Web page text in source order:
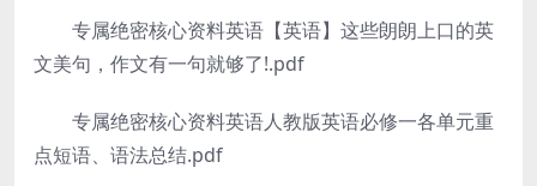
专属绝密核心资料英语【英语】这些朗朗上口的英
文美句，作文有一句就够了!.pdf
专属绝密核心资料英语人教版英语必修一各单元重
点短语、语法总结.pdf